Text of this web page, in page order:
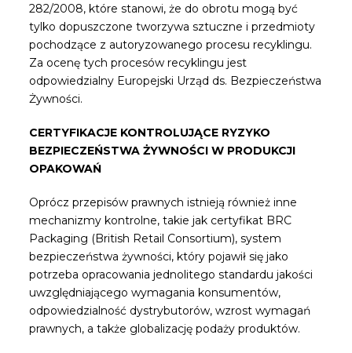
282/2008, które stanowi, że do obrotu mogą być
tylko dopuszczone tworzywa sztuczne i przedmioty
pochodzące z autoryzowanego procesu recyklingu.
Za ocenę tych procesów recyklingu jest
odpowiedzialny Europejski Urząd ds. Bezpieczeństwa
Żywności.
CERTYFIKACJE KONTROLUJĄCE RYZYKO
BEZPIECZEŃSTWA ŻYWNOŚCI W PRODUKCJI
OPAKOWAŃ
Oprócz przepisów prawnych istnieją również inne
mechanizmy kontrolne, takie jak certyfikat BRC
Packaging (British Retail Consortium), system
bezpieczeństwa żywności, który pojawił się jako
potrzeba opracowania jednolitego standardu jakości
uwzględniającego wymagania konsumentów,
odpowiedzialność dystrybutorów, wzrost wymagań
prawnych, a także globalizację podaży produktów.